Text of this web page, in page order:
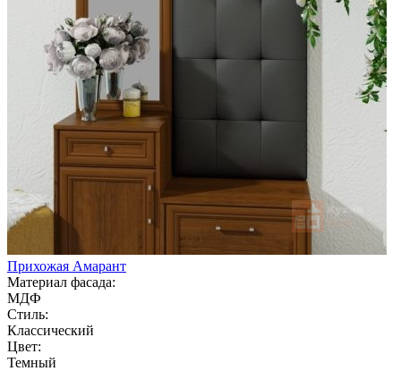
Прихожая Амарант
Материал фасада:
МДФ
Стиль:
Классический
Цвет:
Темный